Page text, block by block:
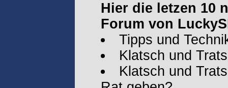
Hier die letzen 10
Forum von
Tipps und
Klatsch und
Klatsch und